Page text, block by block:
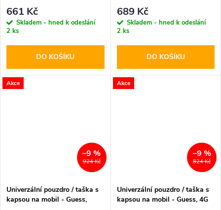
661 Kč
Skladem - hned k odeslání
2 ks
DO KOŠÍKU
689 Kč
Skladem - hned k odeslání
2 ks
DO KOŠÍKU
Akce
924 Kč
–9 %
Univerzální pouzdro / taška s
kapsou na mobil - Guess,
Akce
824 Kč
–9 %
Univerzální pouzdro / taška s
kapsou na mobil - Guess, 4G